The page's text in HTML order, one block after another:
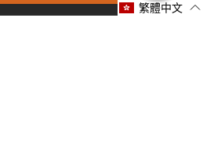
繁體中文